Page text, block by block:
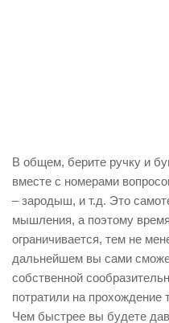
В общем, берите ручку и
вместе с номерами
– зародыш, и т.д. Это
мышления, а поэтому
ограничивается, тем не
дальнейшем вы сами
собственной
потратили на прохождение
Чем быстрее вы будете